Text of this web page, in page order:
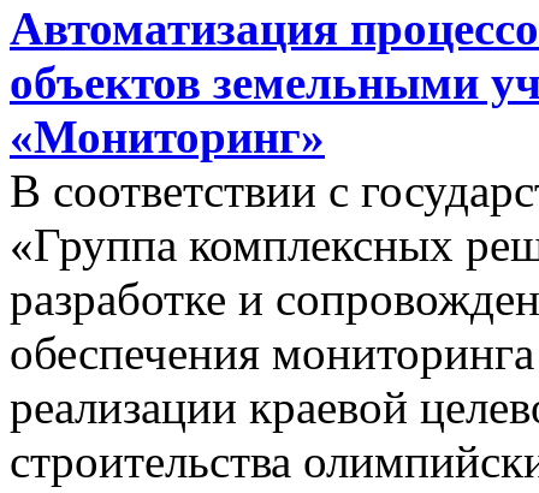
Автоматизация
объектов земельными
«Мониторинг»
В соответствии с
«Группа комплексных
разработке и
обеспечения
реализации краевой
строительства